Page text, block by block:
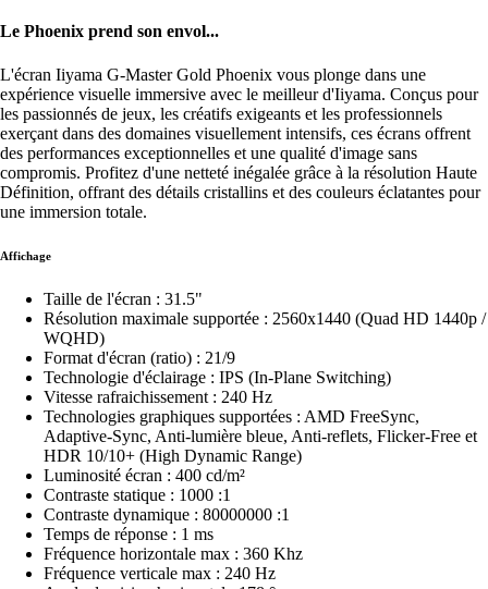
Le Phoenix prend son envol...
L'écran Iiyama G-Master Gold Phoenix vous plonge dans une
expérience visuelle immersive avec le meilleur d'Iiyama. Conçus pour
les passionnés de jeux, les créatifs exigeants et les professionnels
exerçant dans des domaines visuellement intensifs, ces écrans offrent
des performances exceptionnelles et une qualité d'image sans
compromis. Profitez d'une netteté inégalée grâce à la résolution Haute
Définition, offrant des détails cristallins et des couleurs éclatantes pour
une immersion totale.
Affichage
Taille de l'écran : 31.5"
Résolution maximale supportée : 2560x1440 (Quad HD 1440p /
WQHD)
Format d'écran (ratio) : 21/9
Technologie d'éclairage : IPS (In-Plane Switching)
Vitesse rafraichissement : 240 Hz
Technologies graphiques supportées : AMD FreeSync,
Adaptive-Sync, Anti-lumière bleue, Anti-reflets, Flicker-Free et
HDR 10/10+ (High Dynamic Range)
Luminosité écran : 400 cd/m²
Contraste statique : 1000 :1
Contraste dynamique : 80000000 :1
Temps de réponse : 1 ms
Fréquence horizontale max : 360 Khz
Fréquence verticale max : 240 Hz